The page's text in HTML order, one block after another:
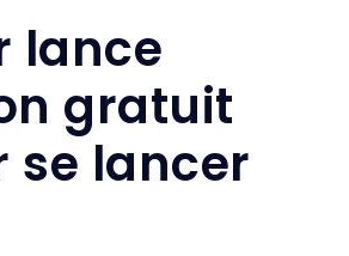
lance
gratuit
se lancer